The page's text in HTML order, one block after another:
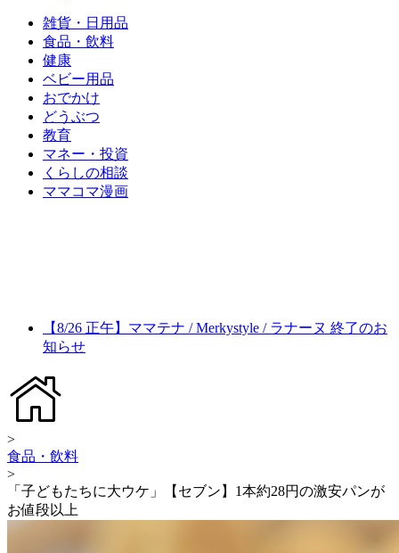
雑貨・日用品
食品・飲料
健康
ベビー用品
おでかけ
どうぶつ
教育
マネー・投資
くらしの相談
ママコマ漫画
【8/26 正午】ママテナ / Merkystyle / ラナーヌ 終了のお
知らせ
>
食品・飲料
>
「子どもたちに大ウケ」【セブン】1本約28円の激安パンが
お値段以上